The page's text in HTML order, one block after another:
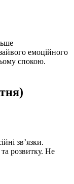
емоційного
спокою.
зв’язки.
та розвитку. Не